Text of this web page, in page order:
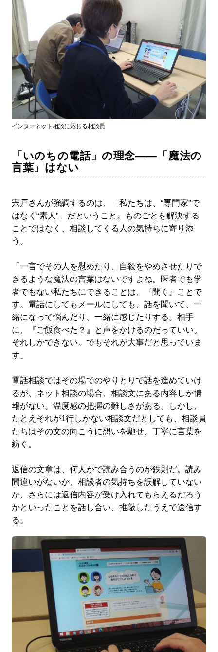
インターネット相談に応じる相談員
「いのちの電話」の理念――「魔法の
言葉」はない
宍戸さんが強調するのは、「私たちは、“専門家”で
はなく“素人”」だということ。ものごとを解決する
ことではなく、相談してくる人の気持ちに寄り添
う。
「一言でその人を慰めたり、自殺をやめさせたりで
きるような魔法の言葉はないですよね。医者でも学
者でもない私たちにできることは、『聞く』ことで
す。電話にしてもメールにしても、話を聞いて、一
緒になって悩んだり、一緒に感じたりする。相手
に、『ご飯食べた？』と声をかけるのだっていい。
それしかできない。でもそれが大事だと思っていま
す」
電話相談ではその場でのやりとりで話を進めていけ
るが、ネット相談の場合、相談文にある内容しか情
報がない。温度感の把握の難しさがある。しかし、
たとえそれが1行しかない相談文だとしても、相談員
たちはその文の向こうに想いを馳せ、丁寧に言葉を
紡ぐ。
返信の文章は、何人かで読み合うのが鉄則だ。読み
間違いがないか、相談者の気持ちを誤解していない
か、さらには返信内容が受け入れてもらえるだろう
かといったことを話し合い、推敲したうえで送信す
る。